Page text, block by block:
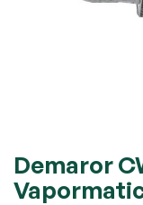
to
the
Demaror